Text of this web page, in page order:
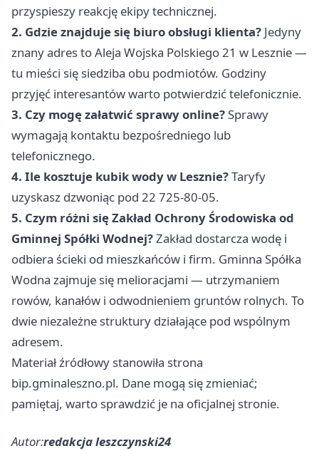
przyspieszy reakcję ekipy technicznej.
2. Gdzie znajduje się biuro obsługi klienta? Jedyny
znany adres to Aleja Wojska Polskiego 21 w Lesznie —
tu mieści się siedziba obu podmiotów. Godziny
przyjęć interesantów warto potwierdzić telefonicznie.
3. Czy mogę załatwić sprawy online?Sprawy
wymagają kontaktu bezpośredniego lub
telefonicznego.
4. Ile kosztuje kubik wody w Lesznie?Taryfy
uzyskasz dzwoniąc pod 22 725-80-05.
5. Czym różni się Zakład Ochrony Środowiska od
Gminnej Spółki Wodnej?Zakład dostarcza wodę i
odbiera ścieki od mieszkańców i firm. Gminna Spółka
Wodna zajmuje się melioracjami — utrzymaniem
rowów, kanałów i odwodnieniem gruntów rolnych. To
dwie niezależne struktury działające pod wspólnym
adresem.
Materiał źródłowy stanowiła strona
bip.gminaleszno.pl. Dane mogą się zmieniać;
pamiętaj, warto sprawdzić je na oficjalnej stronie.
Autor:redakcja leszczynski24